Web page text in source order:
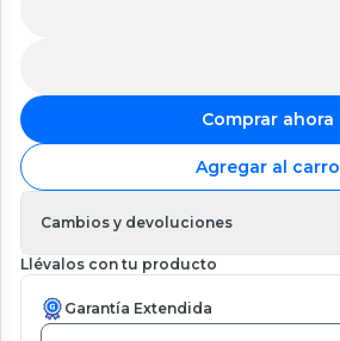
Comprar ahora
Agregar al carro
Cambios y devoluciones
Llévalos con tu producto
Garantía Extendida